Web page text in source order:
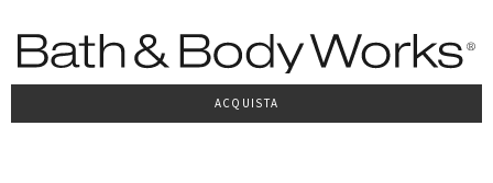
ACQUISTA
Condizioni Generali di venditaPrivacy PolicyCookie PolicyAccessibilità